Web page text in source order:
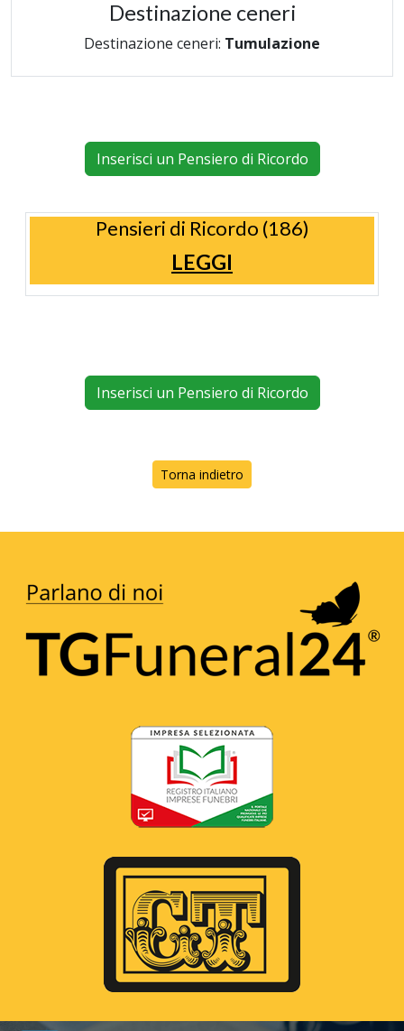
Destinazione ceneri
Destinazione ceneri: Tumulazione
Inserisci un Pensiero di Ricordo
Pensieri di Ricordo (186)
LEGGI
Inserisci un Pensiero di Ricordo
Torna indietro